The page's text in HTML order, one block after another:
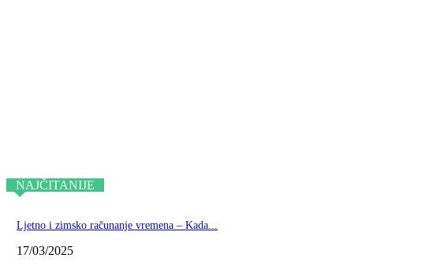
NAJČITANIJE
Ljetno i zimsko računanje vremena – Kada...
17/03/2025